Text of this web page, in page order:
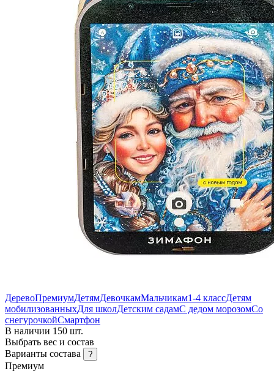
ДеревоПремиумДетямДевочкамМальчикам1-4 классДетям
мобилизованныхДля школДетским садамС дедом морозомСо
снегурочкойСмартфон
В наличии 150 шт.
Выбрать вес и состав
Варианты состава
?
Премиум